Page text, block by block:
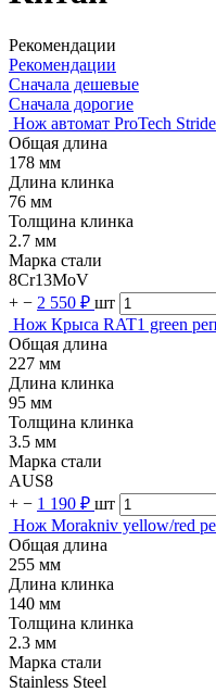
Рекомендации
Рекомендации
Сначала дешевые
Сначала дорогие
Нож автомат ProTech
Общая длина
178 мм
Длина клинка
76 мм
Толщина клинка
2.7 мм
Марка стали
8Cr13MoV
+ − 2 550 ₽ шт
Нож Крыса RAT1 green
Общая длина
227 мм
Длина клинка
95 мм
Толщина клинка
3.5 мм
Марка стали
AUS8
+ − 1 190 ₽ шт
Нож Morakniv yellow/red
Общая длина
255 мм
Длина клинка
140 мм
Толщина клинка
2.3 мм
Марка стали
Stainless Steel